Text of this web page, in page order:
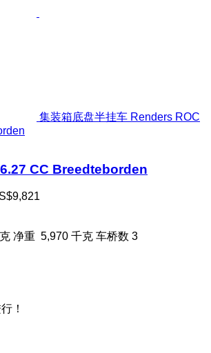
集装箱底盘半挂车 Renders ROC
CC Breedteborden
净重 5,970 千克 车桥数 3
！